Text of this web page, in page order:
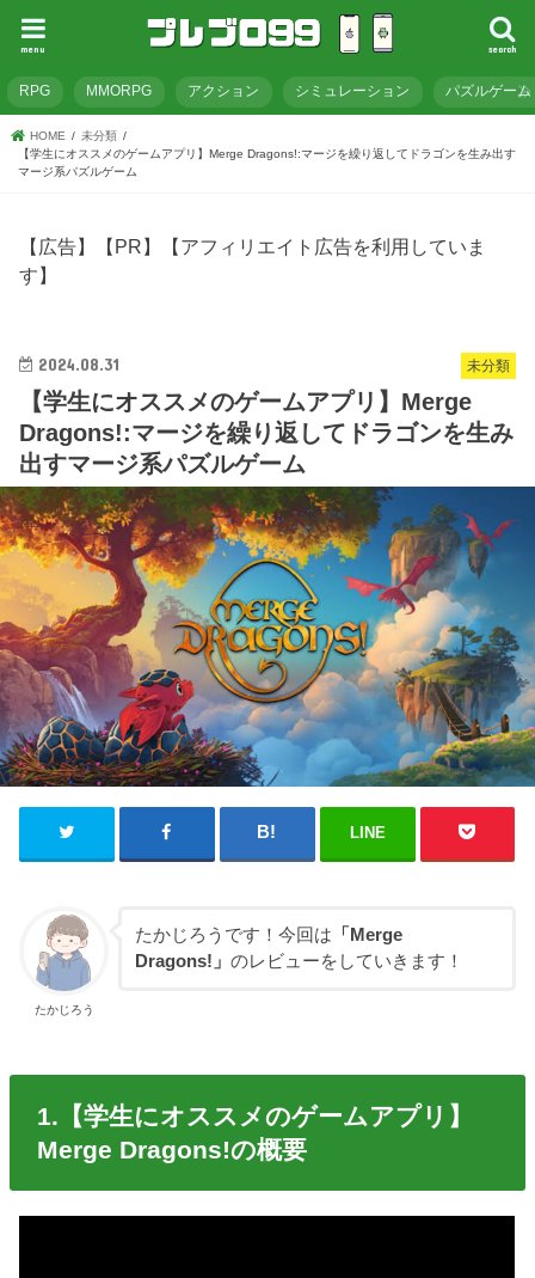
search
menu
RPG MMORPG アクション シミュレーション パズルゲーム
HOME
未分類
【学生にオススメのゲームアプリ】Merge Dragons!:マージを繰り返してドラゴンを生み出す
マージ系パズルゲーム
【広告】【PR】【アフィリエイト広告を利用していま
す】
未分類
2024.08.31
【学生にオススメのゲームアプリ】Merge
Dragons!:マージを繰り返してドラゴンを生み
出すマージ系パズルゲーム
LINE
たかじろう
たかじろうです！今回は 「Merge
Dragons!」 のレビューをしていきます！
1.【学生にオススメのゲームアプリ】
Merge Dragons!の概要